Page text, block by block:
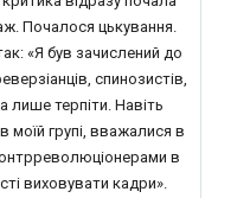
Почалося цькування.
«Я був зачислений до
спинозистів,
лише терпіти. Навіть
моїй групі, вважалися в
в
виховувати кадри».